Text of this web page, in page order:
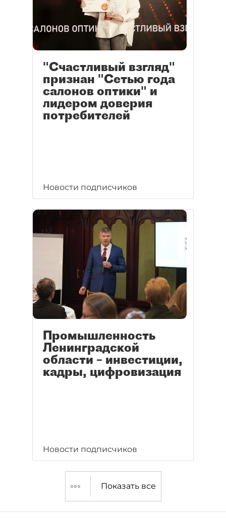
"Счастливый взгляд"
признан "Сетью года
салонов оптики" и
лидером доверия
потребителей
Новости подписчиков
Промышленность
Ленинградской
области – инвестиции,
кадры, цифровизация
Новости подписчиков
Показать все